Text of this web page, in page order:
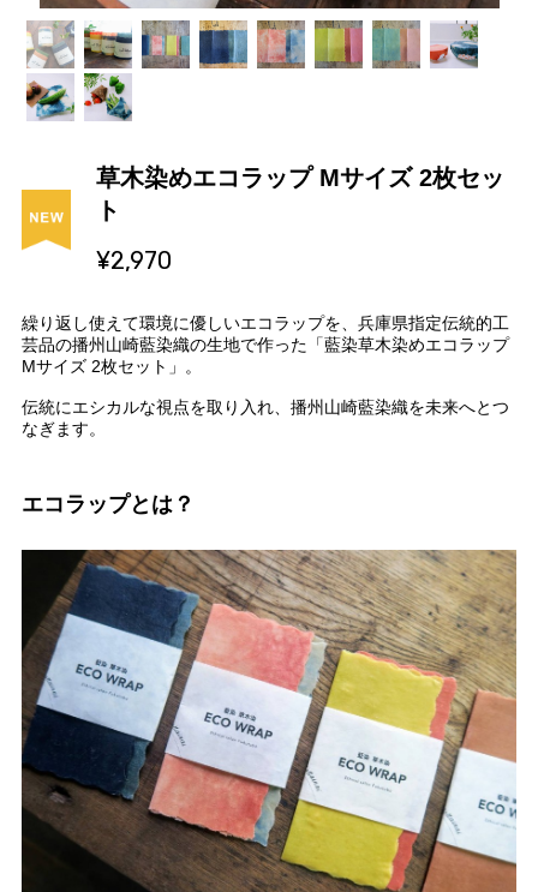
草木染めエコラップ Mサイズ 2枚セッ
ト
¥2,970
繰り返し使えて環境に優しいエコラップを、兵庫県指定伝統的工
芸品の播州山崎藍染織の生地で作った「藍染草木染めエコラップ
Mサイズ 2枚セット」。
伝統にエシカルな視点を取り入れ、播州山崎藍染織を未来へとつ
なぎます。
エコラップとは？